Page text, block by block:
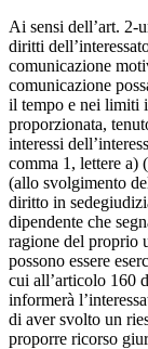
Ai sensi dell’art. 2-
diritti
comunicazione
comunicazione
il tempo e nei limiti
proporzionata,
interessi
comma 1, lettere a)
(allo svolgimento
diritto in
dipendente che
ragione del proprio
possono essere
cui all’articolo 160
informerà
di aver svolto un
proporre ricorso